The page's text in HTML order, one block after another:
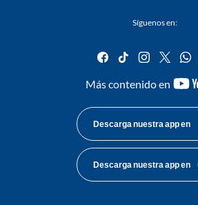
Síguenos en:
facebook
tiktok
Más contenido en
Descarga nuestra app en
Descarga nuestra app en